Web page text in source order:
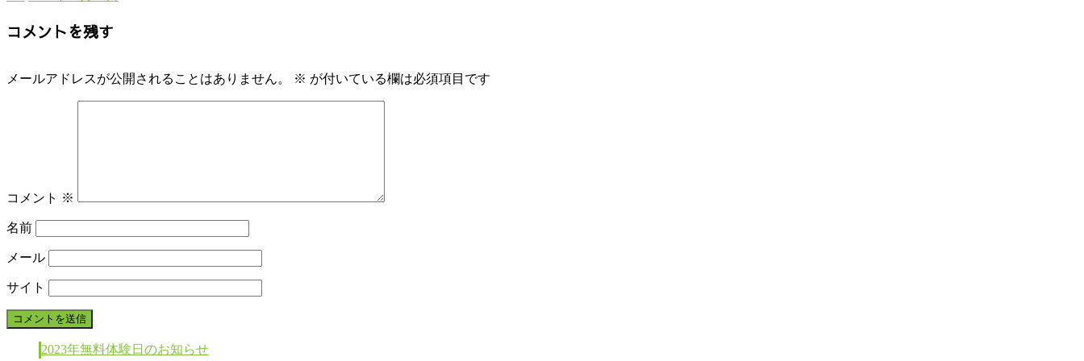
コメントを残す
メールアドレスが公開されることはありません。 ※ が付いている欄は必須項目です
コメント ※
名前
メール
サイト
2023年無料体験日のお知らせ